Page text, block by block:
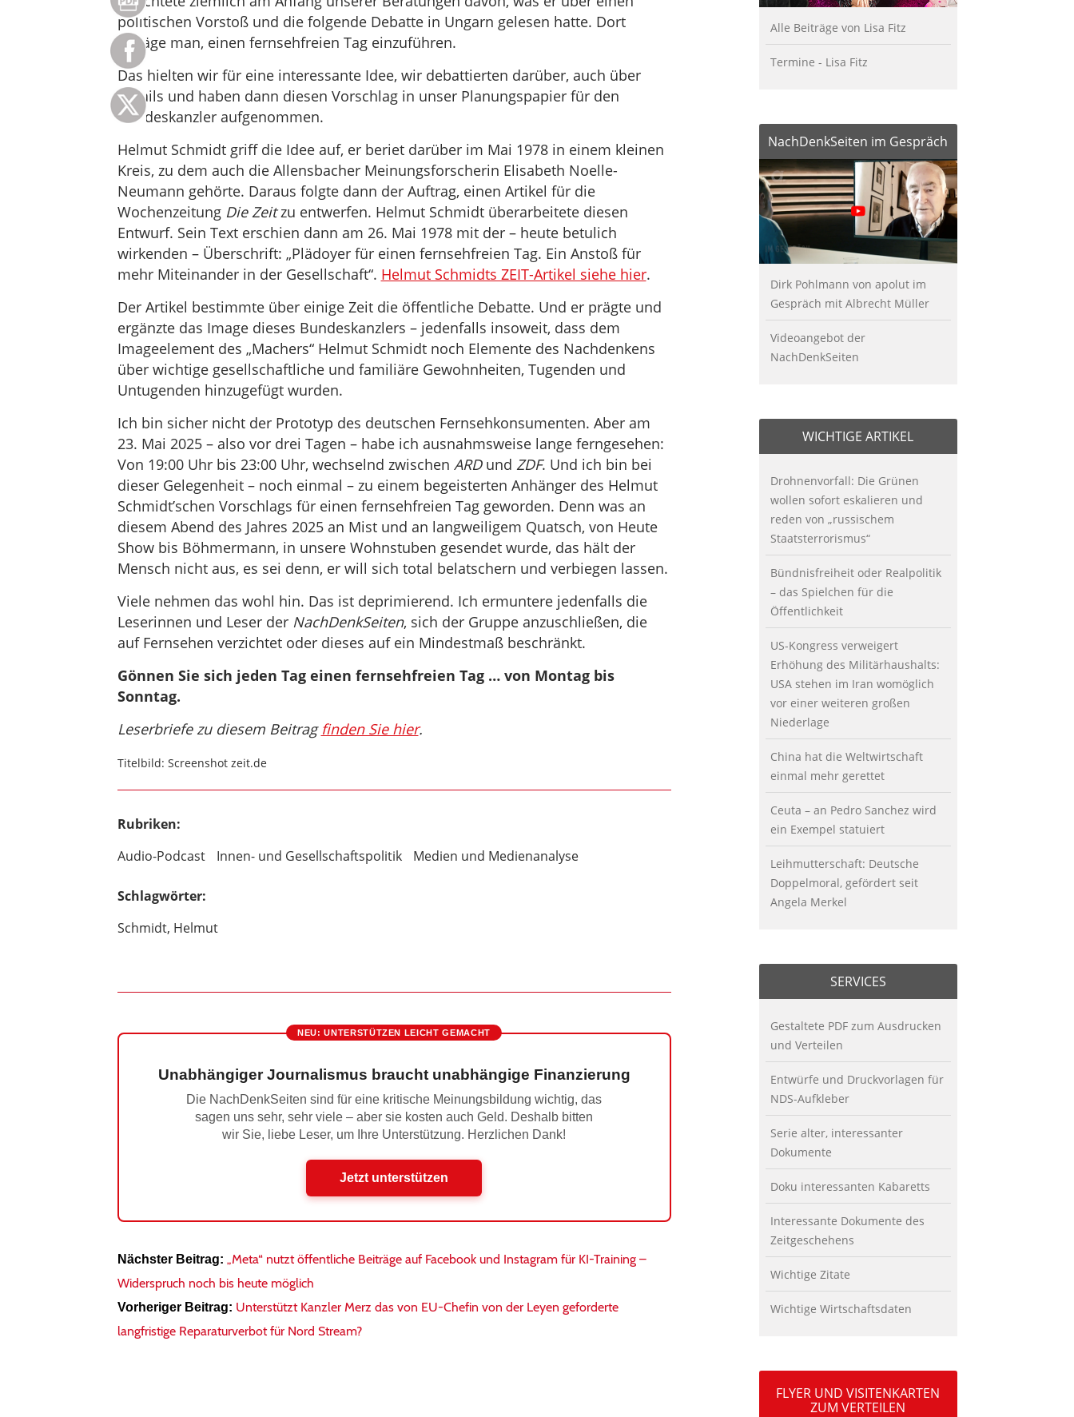
politischen Vorstoß und die folgende Debatte in Ungarn gelesen hatte. Dort
erwäge man, einen fernsehfreien Tag einzuführen.
Das hielten wir für eine interessante Idee, wir debattierten darüber, auch über
Details und haben dann diesen Vorschlag in unser Planungspapier für den
Bundeskanzler aufgenommen.
Helmut Schmidt griff die Idee auf, er beriet darüber im Mai 1978 in einem kleinen
Kreis, zu dem auch die Allensbacher Meinungsforscherin Elisabeth Noelle-
Neumann gehörte. Daraus folgte dann der Auftrag, einen Artikel für die
Wochenzeitung Die Zeitzu entwerfen. Helmut Schmidt überarbeitete diesen
Entwurf. Sein Text erschien dann am 26. Mai 1978 mit der – heute betulich
wirkenden – Überschrift: „Plädoyer für einen fernsehfreien Tag. Ein Anstoß für
mehr Miteinander in der Gesellschaft“. Helmut Schmidts ZEIT-Artikel siehe hier.
Der Artikel bestimmte über einige Zeit die öffentliche Debatte. Und er prägte und
ergänzte das Image dieses Bundeskanzlers – jedenfalls insoweit, dass dem
Imageelement des „Machers“ Helmut Schmidt noch Elemente des Nachdenkens
über wichtige gesellschaftliche und familiäre Gewohnheiten, Tugenden und
Untugenden hinzugefügt wurden.
Ich bin sicher nicht der Prototyp des deutschen Fernsehkonsumenten. Aber am
23. Mai 2025 – also vor drei Tagen – habe ich ausnahmsweise lange ferngesehen:
Von 19:00 Uhr bis 23:00 Uhr, wechselnd zwischen ARDund ZDF. Und ich bin bei
dieser Gelegenheit – noch einmal – zu einem begeisterten Anhänger des Helmut
Schmidt’schen Vorschlags für einen fernsehfreien Tag geworden. Denn was an
diesem Abend des Jahres 2025 an Mist und an langweiligem Quatsch, von Heute
Show bis Böhmermann, in unsere Wohnstuben gesendet wurde, das hält der
Mensch nicht aus, es sei denn, er will sich total belatschern und verbiegen lassen.
Viele nehmen das wohl hin. Das ist deprimierend. Ich ermuntere jedenfalls die
Leserinnen und Leser der NachDenkSeiten, sich der Gruppe anzuschließen, die
auf Fernsehen verzichtet oder dieses auf ein Mindestmaß beschränkt.
Gönnen Sie sich jeden Tag einen fernsehfreien Tag … von Montag bis
Sonntag.
Leserbriefe zu diesem Beitrag finden Sie hier.
Titelbild: Screenshot zeit.de
Rubriken:
Audio-Podcast
Innen- und Gesellschaftspolitik Medien und Medienanalyse
Schlagwörter:
Schmidt, Helmut
NEU: UNTERSTÜTZEN LEICHT GEMACHT
Unabhängiger Journalismus braucht unabhängige Finanzierung
Die NachDenkSeiten sind für eine kritische Meinungsbildung wichtig, das
sagen uns sehr, sehr viele – aber sie kosten auch Geld. Deshalb bitten
wir Sie, liebe Leser, um Ihre Unterstützung. Herzlichen Dank!
Jetzt unterstützen
Nächster Beitrag: „Meta“ nutzt öffentliche Beiträge auf Facebook und Instagram für KI-Training –
Widerspruch noch bis heute möglich
Vorheriger Beitrag: Unterstützt Kanzler Merz das von EU-Chefin von der Leyen geforderte
langfristige Reparaturverbot für Nord Stream?
Alle Beiträge von Lisa Fitz
Termine - Lisa Fitz
NachDenkSeiten im Gespräch
Dirk Pohlmann von apolut im
Gespräch mit Albrecht Müller
Videoangebot der
NachDenkSeiten
WICHTIGE ARTIKEL
Drohnenvorfall: Die Grünen
wollen sofort eskalieren und
reden von „russischem
Staatsterrorismus“
Bündnisfreiheit oder Realpolitik
– das Spielchen für die
Öffentlichkeit
US-Kongress verweigert
Erhöhung des Militärhaushalts:
USA stehen im Iran womöglich
vor einer weiteren großen
Niederlage
China hat die Weltwirtschaft
einmal mehr gerettet
Ceuta – an Pedro Sanchez wird
ein Exempel statuiert
Leihmutterschaft: Deutsche
Doppelmoral, gefördert seit
Angela Merkel
SERVICES
Gestaltete PDF zum Ausdrucken
und Verteilen
Entwürfe und Druckvorlagen für
NDS-Aufkleber
Serie alter, interessanter
Dokumente
Doku interessanten Kabaretts
Interessante Dokumente des
Zeitgeschehens
Wichtige Zitate
Wichtige Wirtschaftsdaten
FLYER UND VISITENKARTEN
ZUM VERTEILEN